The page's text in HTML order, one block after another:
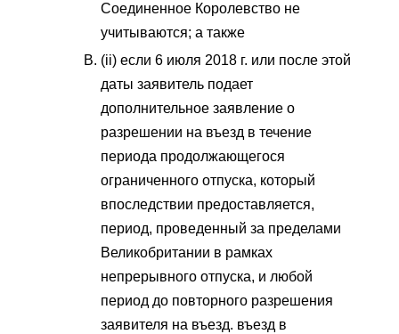
Соединенное Королевство не
учитываются; а также
(ii) если 6 июля 2018 г. или после этой
даты заявитель подает
дополнительное заявление о
разрешении на въезд в течение
периода продолжающегося
ограниченного отпуска, который
впоследствии предоставляется,
период, проведенный за пределами
Великобритании в рамках
непрерывного отпуска, и любой
период до повторного разрешения
заявителя на въезд. въезд в